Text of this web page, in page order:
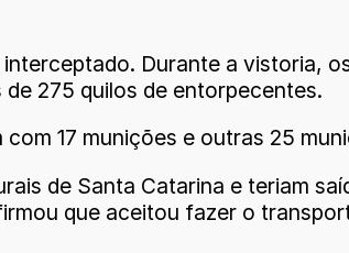
Durante a vistoria,
275 quilos de entorpecentes.
17 munições e outras 25
de Santa Catarina e teriam
que aceitou fazer o